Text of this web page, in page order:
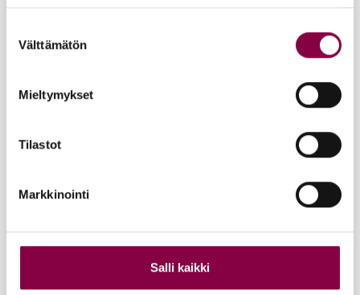
valinta
Välttämätön
Mieltymykset
Tilastot
Markkinointi
Salli kaikki